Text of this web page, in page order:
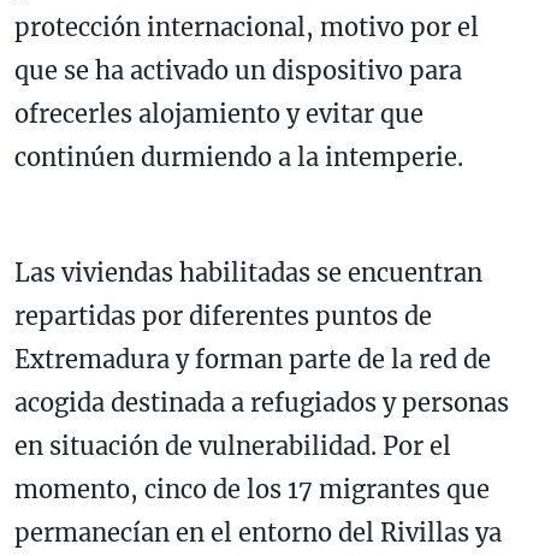
protección internacional, motivo por el
que se ha activado un dispositivo para
ofrecerles alojamiento y evitar que
continúen durmiendo a la intemperie.
Las viviendas habilitadas se encuentran
repartidas por diferentes puntos de
Extremadura y forman parte de la red de
acogida destinada a refugiados y personas
en situación de vulnerabilidad. Por el
momento, cinco de los 17 migrantes que
permanecían en el entorno del Rivillas ya